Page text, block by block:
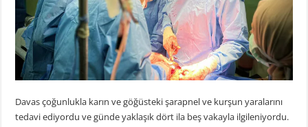
Davas çoğunlukla karın ve göğüsteki şarapnel ve kurşun yaralarını
tedavi ediyordu ve günde yaklaşık dört ila beş vakayla ilgileniyordu.